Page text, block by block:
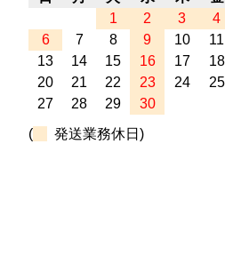
1
2 3 4
6
7 8 9 10 11
13
14 15 16 17 18
20
21 22 23 24 25
27
28 29
30
(
発送業務休日)